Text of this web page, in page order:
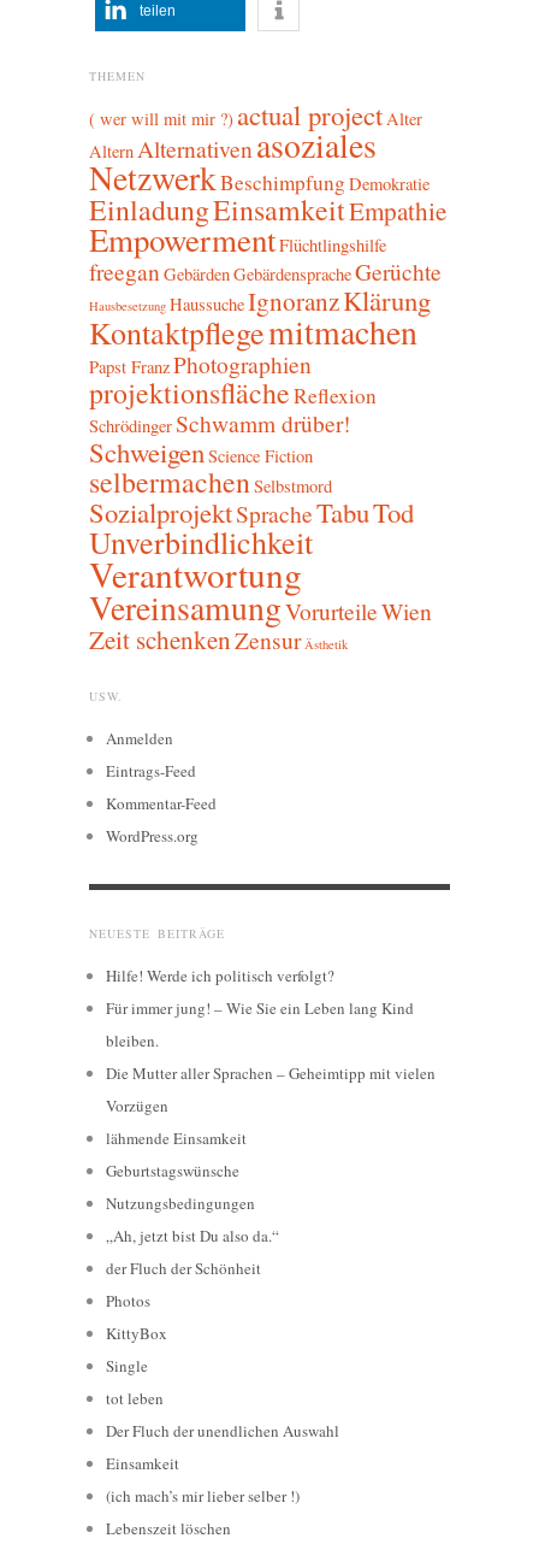
teilen
THEMEN
( wer will mit mir ?)actual project Alter
Altern Alternativenasoziales
NetzwerkBeschimpfung Demokratie
EinladungEinsamkeitEmpathie
EmpowermentFlüchtlingshilfe
freegan GebärdenGebärdenspracheGerüchte
Hausbesetzung HaussucheIgnoranzKlärung
Kontaktpflegemitmachen
Papst FranzPhotographien
projektionsflächeReflexion
SchrödingerSchwamm drüber!
Schweigen Science Fiction
selbermachenSelbstmord
SozialprojektSpracheTabuTod
Unverbindlichkeit
Verantwortung
VereinsamungVorurteileWien
Zeit schenkenZensur Ästhetik
USW.
Anmelden
Eintrags-Feed
Kommentar-Feed
WordPress.org
NEUESTE BEITRÄGE
Hilfe! Werde ich politisch verfolgt?
Für immer jung! – Wie Sie ein Leben lang Kind
bleiben.
Die Mutter aller Sprachen – Geheimtipp mit vielen
Vorzügen
lähmende Einsamkeit
Geburtstagswünsche
Nutzungsbedingungen
„Ah, jetzt bist Du also da.“
der Fluch der Schönheit
Photos
KittyBox
Single
tot leben
Der Fluch der unendlichen Auswahl
Einsamkeit
(ich mach’s mir lieber selber !)
Lebenszeit löschen